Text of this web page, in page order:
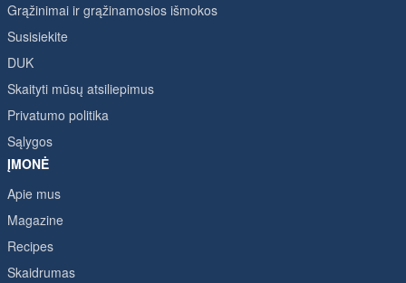
Grąžinimai ir grąžinamosios išmokos
Susisiekite
DUK
Skaityti mūsų atsiliepimus
Privatumo politika
Sąlygos
ĮMONĖ
Apie mus
Magazine
Recipes
Skaidrumas